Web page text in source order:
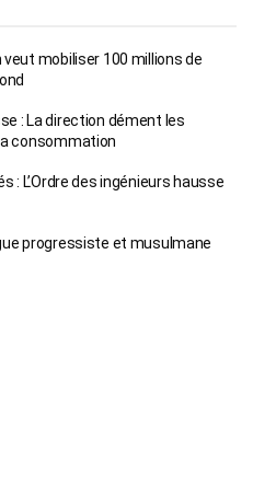
mobiliser 100 millions de
: La direction dément les
consommation
: L’Ordre des ingénieurs hausse
progressiste et musulmane